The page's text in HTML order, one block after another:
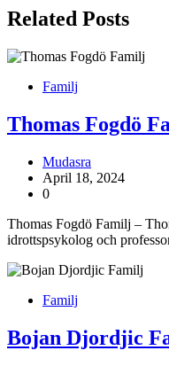
Related Posts
Familj
Thomas Fogdö
Mudasra
April 18, 2024
0
Thomas Fogdö Familj –
idrottspsykolog och
Familj
Bojan Djordjic